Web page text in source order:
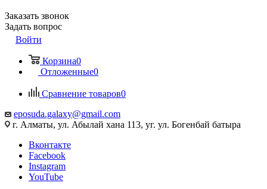
Заказать звонок
Задать вопрос
Войти
Корзина0
Отложенные0
Сравнение товаров0
eposuda.galaxy@gmail.com
г. Алматы, ул. Абылай хана 113, уг. ул. Богенбай батыра
Вконтакте
Facebook
Instagram
YouTube